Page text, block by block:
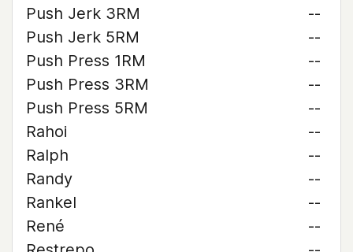
Push Jerk 3RM
--
Push Jerk 5RM
--
Push Press 1RM
--
Push Press 3RM
--
Push Press 5RM
--
Rahoi
--
Ralph
--
Randy
--
Rankel
--
René
--